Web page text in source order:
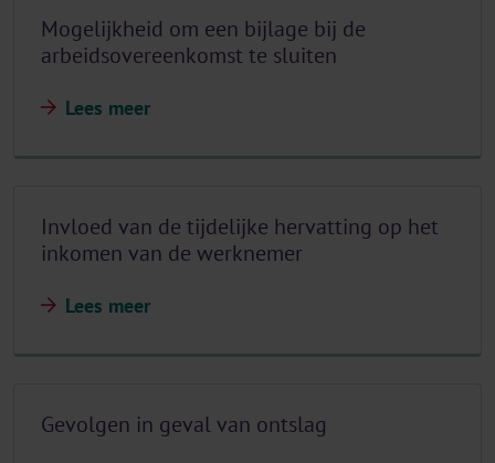
Mogelijkheid om een bijlage bij de
arbeidsovereenkomst te sluiten
Lees meer
Invloed van de tijdelijke hervatting op het
inkomen van de werknemer
Lees meer
Gevolgen in geval van ontslag